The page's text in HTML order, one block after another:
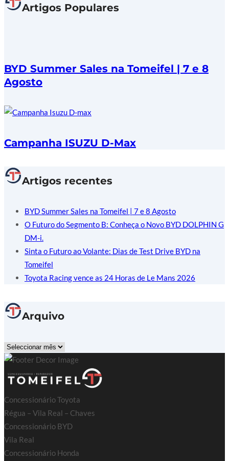
Artigos Populares
BYD Summer Sales na Tomeifel | 7 e 8
Agosto
Campanha ISUZU D-Max
Artigos recentes
BYD Summer Sales na Tomeifel | 7 e 8 Agosto
O Futuro do Segmento B: Conheça o Novo BYD DOLPHIN G
DM-i.
Sinta o Futuro ao Volante: Dias de Test Drive BYD na
Tomeifel
Toyota Racing vence as 24 Horas de Le Mans 2026
Arquivo
Arquivo
Concessionário Toyota
Régua – Vila Real – Chaves
Concessionário BYD
Vila Real
Concessionário Honda